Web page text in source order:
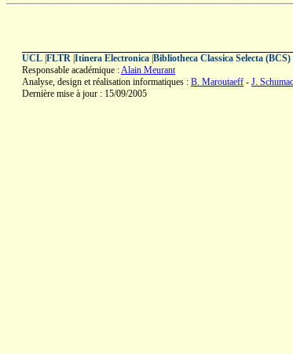
UCL FLTR Itinera Electronica Bibliotheca Classica Selecta (BCS)
Responsable académique :Alain Meurant
Analyse, design et réalisation informatiques : B. Maroutaeff - J.
Dernière mise à jour : 15/09/2005